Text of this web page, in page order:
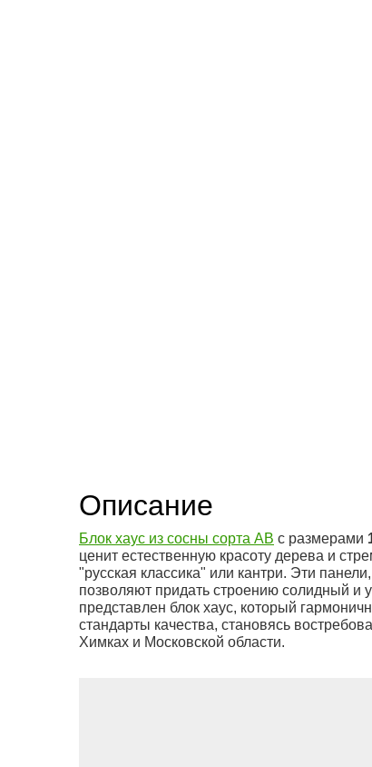
Описание
Блок хаус из сосны сорта АВ с размерами
ценит естественную красоту дерева и
"русская классика" или кантри. Эти
позволяют придать строению солидный
представлен блок хаус, который
стандарты качества, становясь
Химках и Московской области.